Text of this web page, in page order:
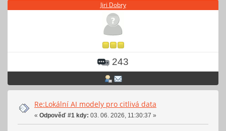
Jiri Dobry
243
Re:Lokální AI modely pro citlivá data
« Odpověď #1 kdy: 03. 06. 2026, 11:30:37 »